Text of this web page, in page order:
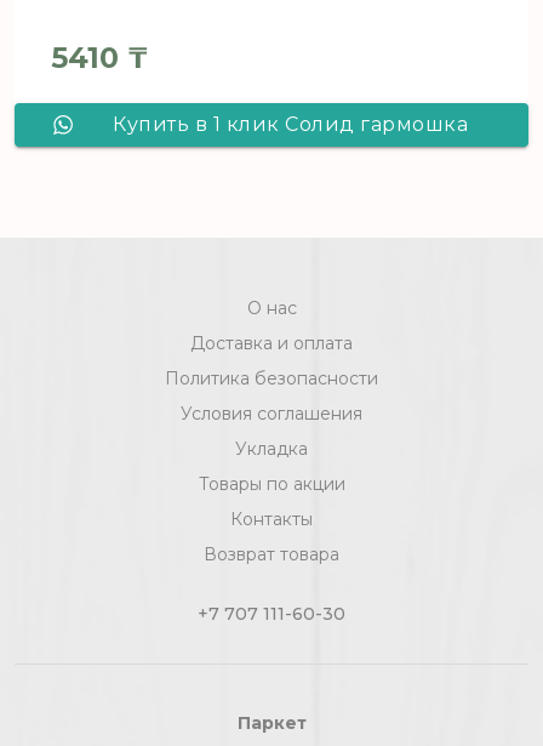
5410 ₸
Купить в 1 клик Солид гармошка
О нас
Доставка и оплата
Политика безопасности
Условия соглашения
Укладка
Товары по акции
Контакты
Возврат товара
+7 707 111-60-30
Паркет